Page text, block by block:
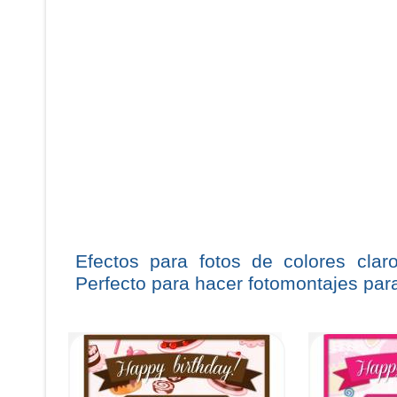
Efectos para fotos de colores
Perfecto para hacer fotomontajes